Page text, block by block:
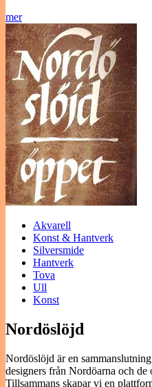
mer
Akvarell
Konst & Hantverk
Silversmide
Hantverk
Tova
Ull
Konst
Nordöslöjd
Nordöslöjd är en
designers från Nordöarna och
Tillsammans skapar vi en